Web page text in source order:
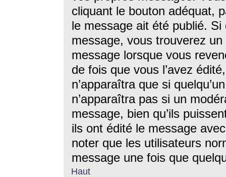
cliquant le bouton adéquat,
le message ait été publié. Si
message, vous trouverez
message lorsque vous
de fois que vous l’avez
n’apparaîtra que si
n’apparaîtra pas si un
message, bien qu’ils
ils ont édité le message
noter que les utilisateurs
message une fois que
Haut